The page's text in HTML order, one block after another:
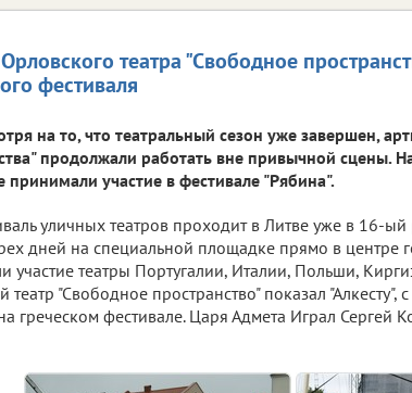
театра "Свободное
фестиваля
на то, что театральный сезон уже завершен,
продолжали работать вне привычной сцены.
принимали участие в фестивале "Рябина".
уличных театров проходит в Литве уже в 16-ый
дней на специальной площадке прямо в центре
участие театры Португалии, Италии, Польши,
театр "Свободное пространство" показал
греческом фестивале. Царя Адмета Играл Сергей